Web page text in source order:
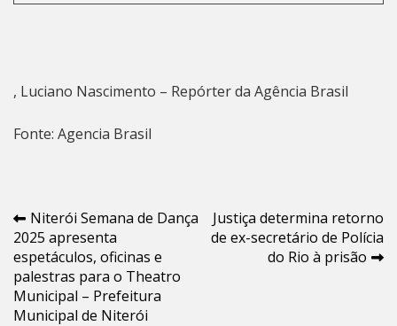
, Luciano Nascimento – Repórter da Agência Brasil
Fonte: Agencia Brasil
Navegação
de
Post
Niterói Semana de Dança
2025 apresenta
espetáculos, oficinas e
palestras para o Theatro
Municipal – Prefeitura
Municipal de Niterói
Justiça determina retorno
de ex-secretário de Polícia
do Rio à prisão